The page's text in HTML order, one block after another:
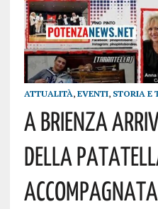
ATTUALITÀ, EVENTI, STORIA E
A Brienza
Della